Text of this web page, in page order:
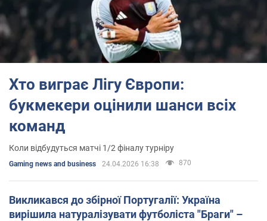
Хто виграє Лігу Європи:
букмекери оцінили шанси всіх
команд
Коли відбудуться матчі 1/2 фіналу турніру
Gaming news and business 24.04.2026 16:38 870
Викликався до збірної Португалії: Україна
вирішила натуралізувати футболіста "Браги" –